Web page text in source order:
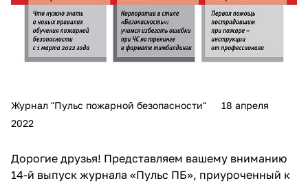
Журнал "Пульс пожарной безопасности"
18 апреля
2022
Дорогие друзья! Представляем вашему вниманию
14-й выпуск журнала «Пульс ПБ», приуроченный к